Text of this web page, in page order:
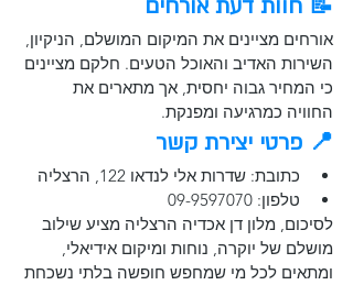
📝 חוות דעת אורחים
אורחים מציינים את המיקום המושלם, הניקיון,
השירות האדיב והאוכל הטעים. חלקם מציינים
כי המחיר גבוה יחסית, אך מתארים את
החוויה כמרגיעה ומפנקת. ​
📍 פרטי יצירת קשר
כתובת: שדרות אלי לנדאו 122, הרצליה
טלפון: 09-9597070
לסיכום, מלון דן אכדיה הרצליה מציע שילוב
מושלם של יוקרה, נוחות ומיקום אידיאלי,
ומתאים לכל מי שמחפש חופשה בלתי נשכחת